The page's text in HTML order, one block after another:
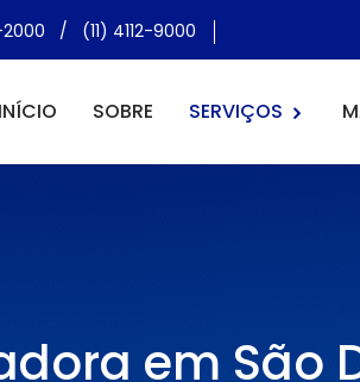
2000 / (11) 4112-9000
INÍCIO SOBRE SERVIÇOS
em São